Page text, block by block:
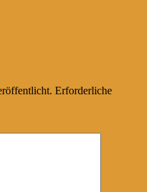
Erforderliche